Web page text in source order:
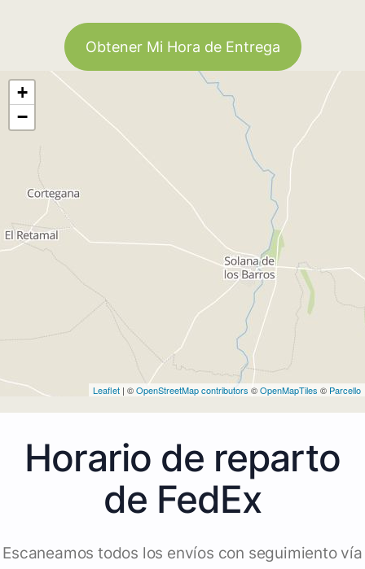
Obtener Mi Hora de Entrega
+
−
Leaflet | ©OpenStreetMap contributors ©OpenMapTiles © Parcello
Horario de reparto
de FedEx
Escaneamos todos los envíos con seguimiento vía